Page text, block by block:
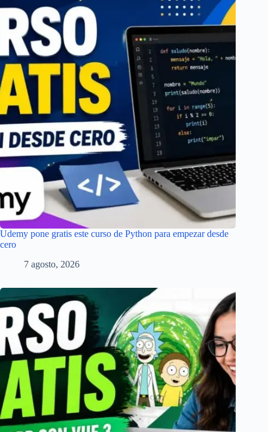
Udemy pone gratis este curso de Python para empezar desde
cero
7 agosto, 2026